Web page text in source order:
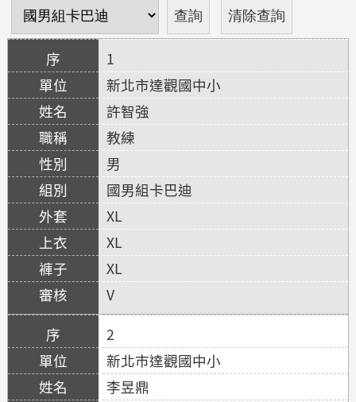
1
新北市達觀國中小
許智強
教練
男
國男組卡巴迪
XL
XL
XL
V
2
新北市達觀國中小
李昱鼎